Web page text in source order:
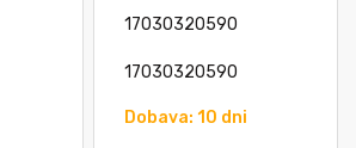
17030320590
17030320590
Dobava: 10 dni